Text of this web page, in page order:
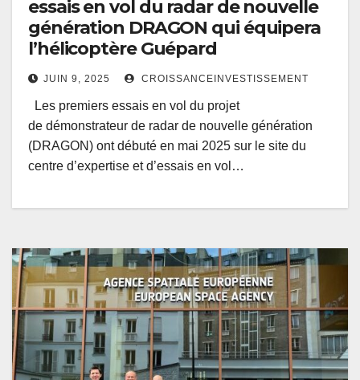
essais en vol du radar de nouvelle
génération DRAGON qui équipera
l’hélicoptère Guépard
JUIN 9, 2025 CROISSANCEINVESTISSEMENT
Les premiers essais en vol du projet
de démonstrateur de radar de nouvelle génération
(DRAGON) ont débuté en mai 2025 sur le site du
centre d’expertise et d’essais en vol…